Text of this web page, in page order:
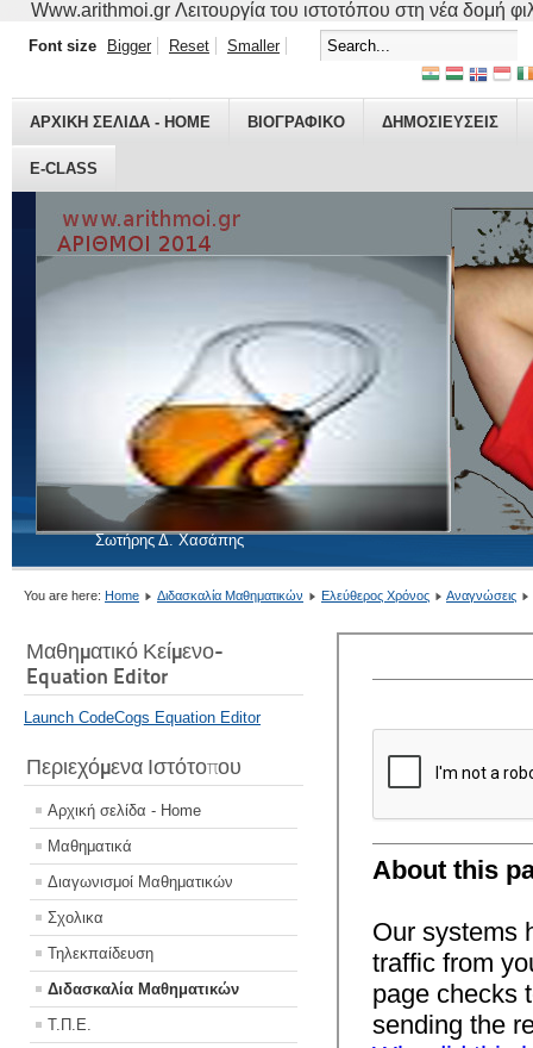
Www.arithmoi.gr Λειτουργία του ιστοτόπου στη νέα δομή
Σωτήρης Δ. Χασάπης
ΑΡΧΙΚΗ ΣΕΛΙΔΑ - HOME ΒΙΟΓΡΑΦΙΚO ΔΗΜΟΣΙΕΥΣΕΙΣ
E-CLASS
Font size Bigger Reset Smaller
You are here: Home Διδασκαλία Μαθηματικών Ελεύθερος Χρόνος Αναγνώσεις
Μαθηματικό Κείμενο-
Equation Editor
Launch CodeCogs Equation Editor
Περιεχόμενα Ιστότοπου
Αρχική σελίδα - Home
Μαθηματικά
Διαγωνισμοί Μαθηματικών
Σχολικα
Τηλεκπαίδευση
Διδασκαλία Μαθηματικών
Τ.Π.Ε.